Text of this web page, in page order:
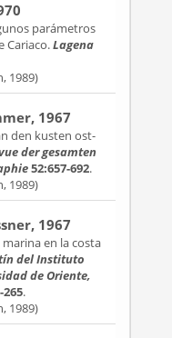
parámetros
Cariaco.Lagena
1989)
1967
den kusten ost-
der gesamten
52:657-692.
1989)
1967
en la costa
del Instituto
de Oriente,
265.
1989)